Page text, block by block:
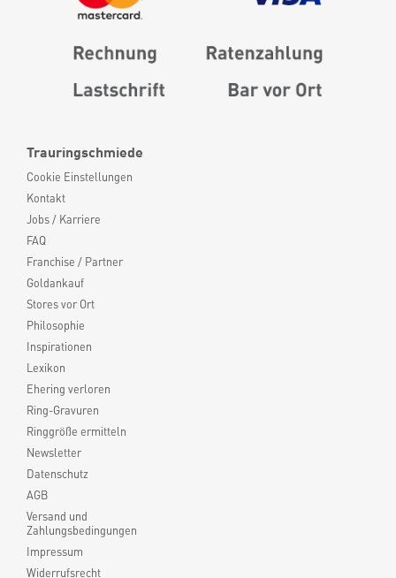
Trauringschmiede
Cookie Einstellungen
Kontakt
Jobs / Karriere
FAQ
Franchise / Partner
Goldankauf
Stores vor Ort
Philosophie
Inspirationen
Lexikon
Ehering verloren
Ring-Gravuren
Ringgröße ermitteln
Newsletter
Datenschutz
AGB
Versand und
Zahlungsbedingungen
Impressum
Widerrufsrecht